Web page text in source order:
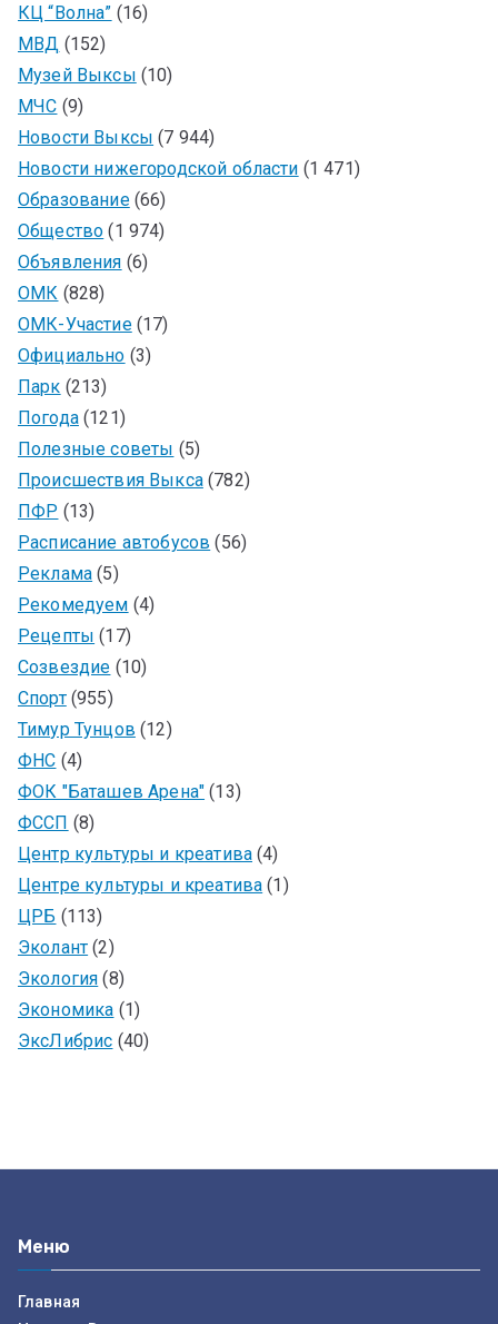
КЦ “Волна” (16)
МВД (152)
Музей Выксы (10)
МЧС (9)
Новости Выксы (7 944)
Новости нижегородской области (1 471)
Образование(66)
Общество (1 974)
Объявления (6)
ОМК (828)
ОМК-Участие(17)
Официально (3)
Парк (213)
Погода(121)
Полезные советы (5)
Происшествия Выкса(782)
ПФР (13)
Расписание автобусов (56)
Реклама (5)
Рекомедуем (4)
Рецепты (17)
Созвездие (10)
Спорт(955)
Тимур Тунцов (12)
ФНС (4)
ФОК "Баташев Арена" (13)
ФССП (8)
Центр культуры и креатива (4)
Центре культуры и креатива (1)
ЦРБ (113)
Эколант (2)
Экология (8)
Экономика (1)
ЭксЛибрис (40)
Меню
Главная